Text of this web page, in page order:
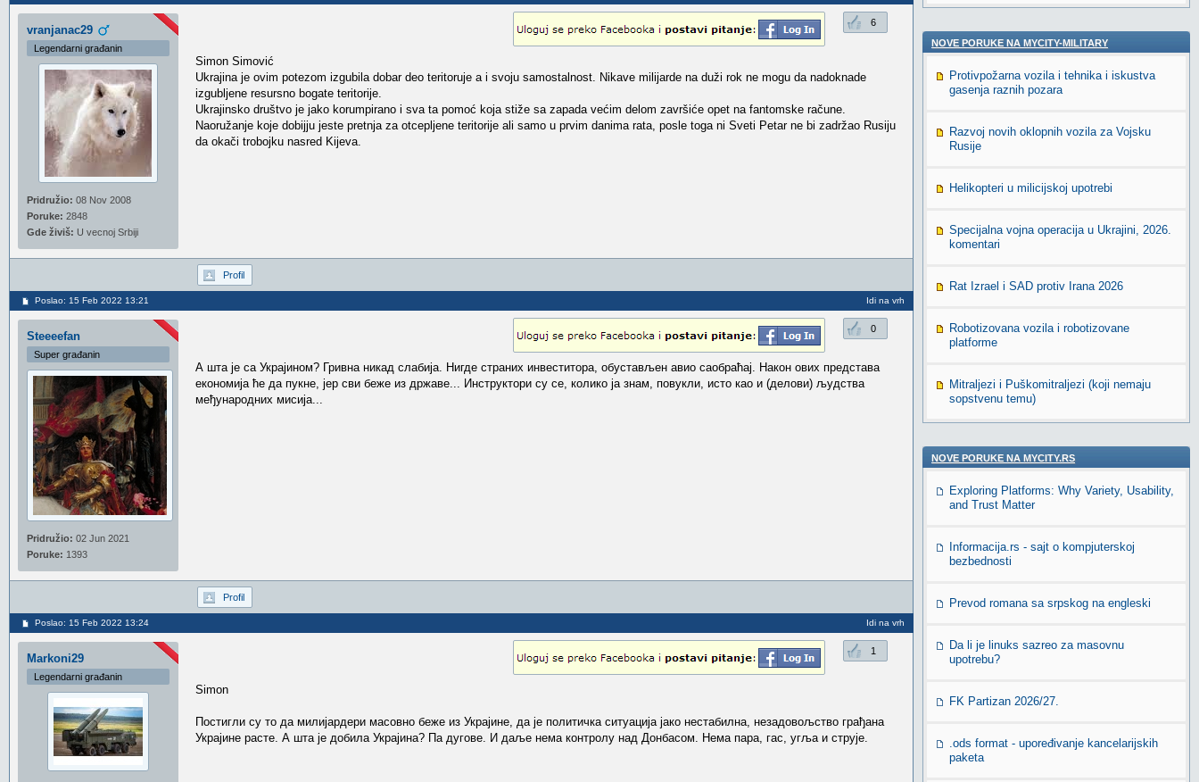
vranjanac29
Legendarni građanin
Pridružio: 08 Nov 2008
Poruke: 2848
Gde živiš: U vecnoj Srbiji
6
Simon Simović
Ukrajina je ovim potezom izgubila dobar deo teritoruje a i svoju samostalnost. Nikave milijarde na duži rok ne mogu da nadoknade
izgubljene resursno bogate teritorije.
Ukrajinsko društvo je jako korumpirano i sva ta pomoć koja stiže sa zapada većim delom završiće opet na fantomske račune.
Naoružanje koje dobijju jeste pretnja za otcepljene teritorije ali samo u prvim danima rata, posle toga ni Sveti Petar ne bi zadržao Rusiju
da okači trobojku nasred Kijeva.
Profil
Poslao: 15 Feb 2022 13:21 Idi na vrh
Steeeefan
Super građanin
Pridružio: 02 Jun 2021
Poruke: 1393
0
А шта је са Украјином? Гривна никад слабија. Нигде страних инвеститора, обустављен авио саобраћај. Након ових представа
економија ће да пукне, јер сви беже из државе... Инструктори су се, колико ја знам, повукли, исто као и (делови) људства
међународних мисија...
Profil
Poslao: 15 Feb 2022 13:24 Idi na vrh
Markoni29
Legendarni građanin
1
Simon
Постигли су то да милијардери масовно беже из Украјине, да је политичка ситуација јако нестабилна, незадовољство грађана
Украјине расте. А шта је добила Украјина? Па дугове. И даље нема контролу над Донбасом. Нема пара, гас, угља и струје.
NOVE PORUKE NA MYCITY-MILITARY
Protivpožarna vozila i tehnika i iskustva
gasenja raznih pozara
Razvoj novih oklopnih vozila za Vojsku
Rusije
Helikopteri u milicijskoj upotrebi
Specijalna vojna operacija u Ukrajini, 2026.
komentari
Rat Izrael i SAD protiv Irana 2026
Robotizovana vozila i robotizovane
platforme
Mitraljezi i Puškomitraljezi (koji nemaju
sopstvenu temu)
NOVE PORUKE NA MYCITY.RS
Exploring Platforms: Why Variety, Usability,
and Trust Matter
Informacija.rs - sajt o kompjuterskoj
bezbednosti
Prevod romana sa srpskog na engleski
Da li je linuks sazreo za masovnu
upotrebu?
FK Partizan 2026/27.
.ods format - upoređivanje kancelarijskih
paketa